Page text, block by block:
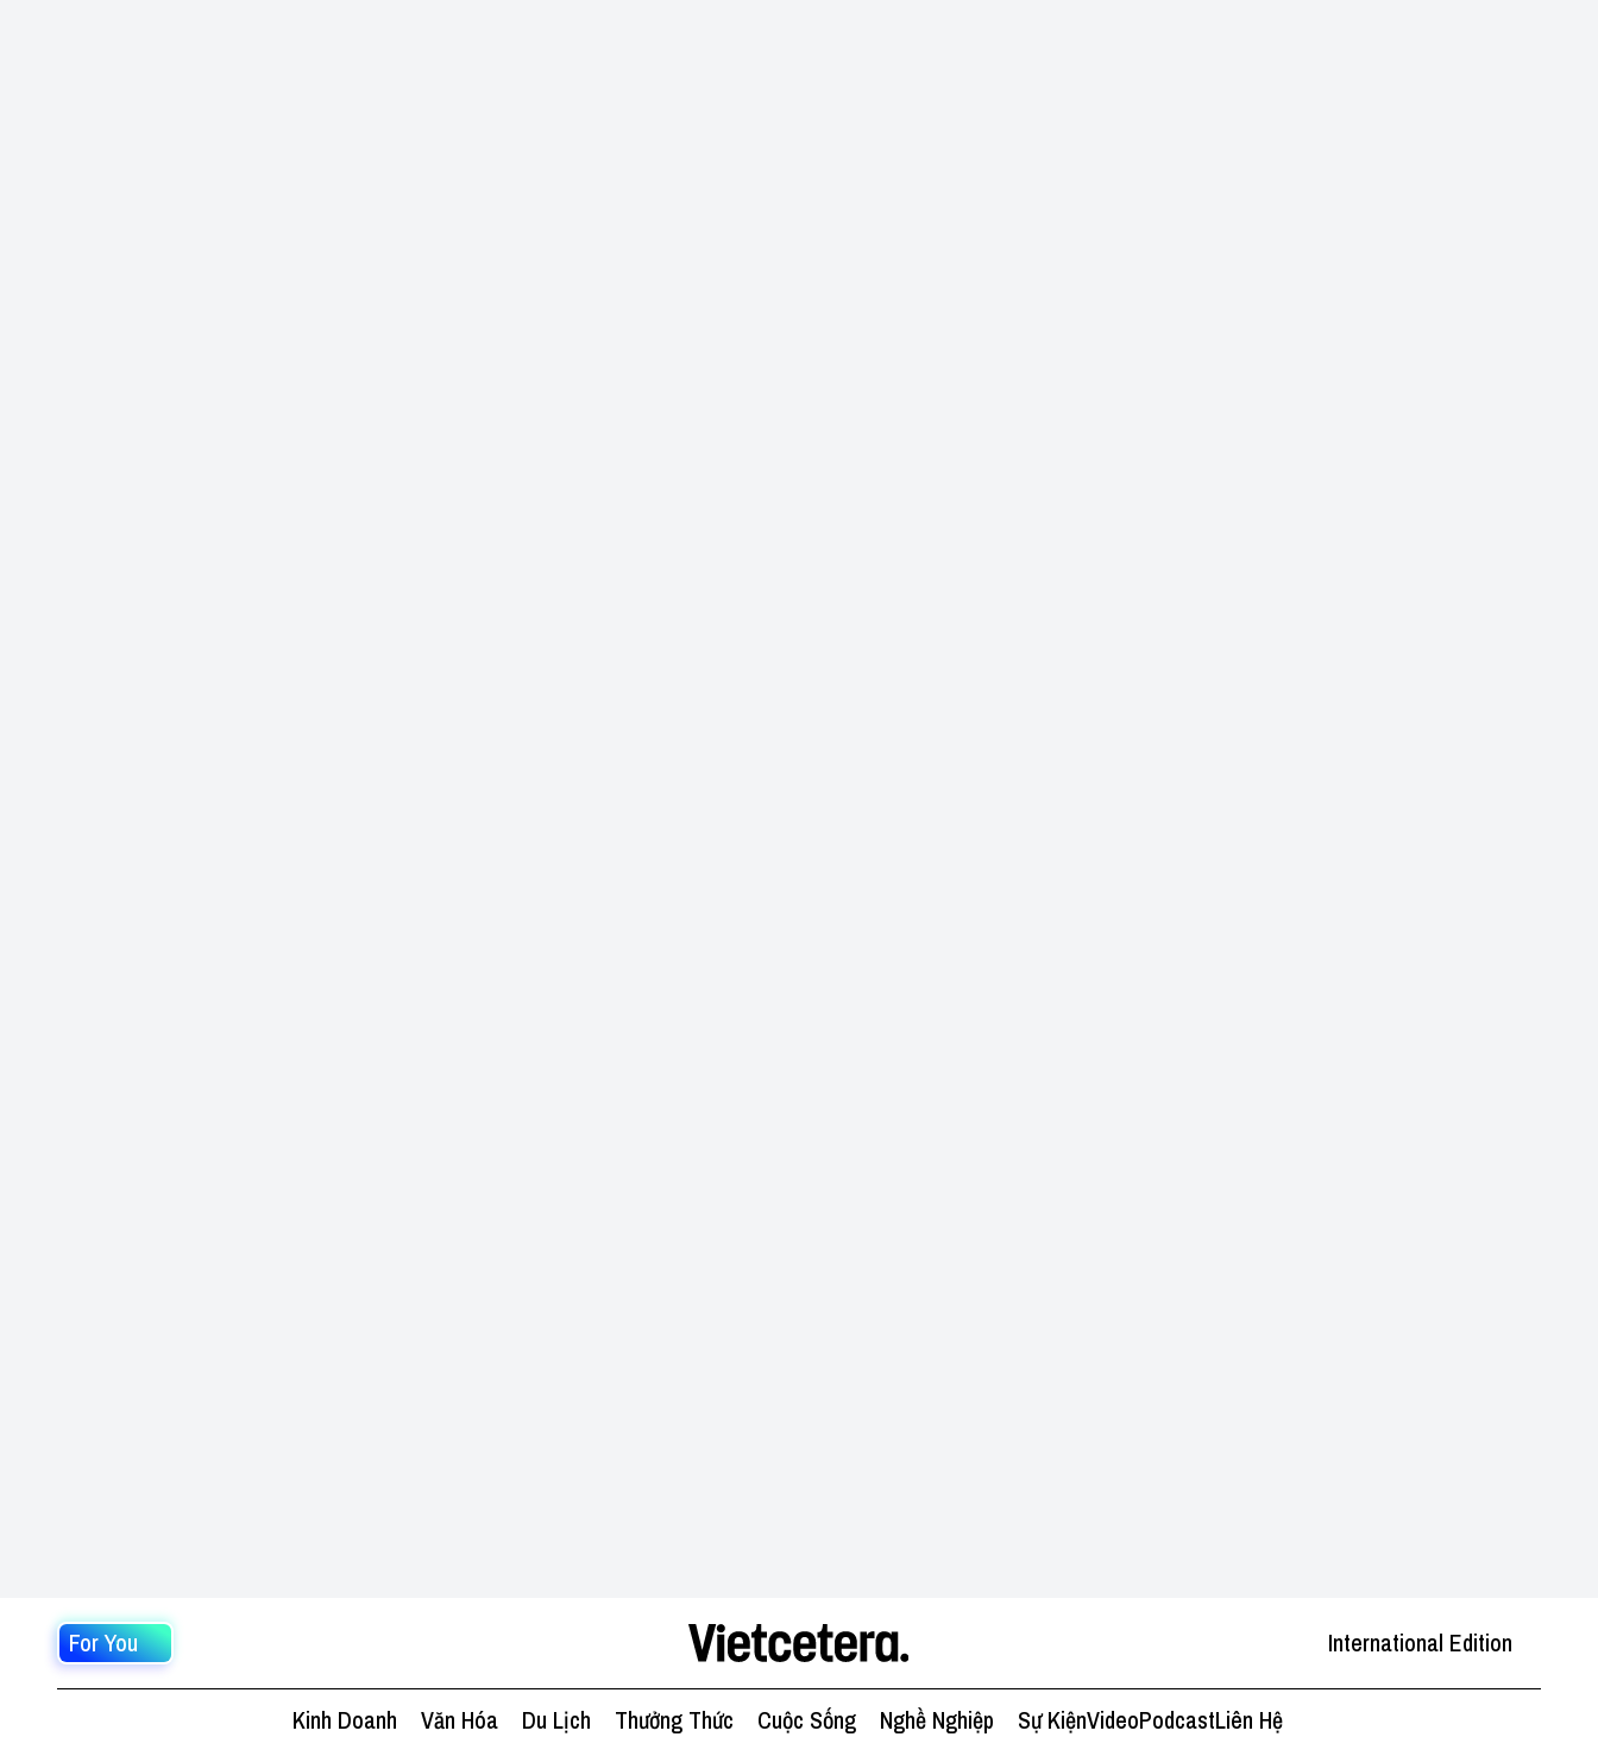
For You International Edition
Kinh Doanh Văn Hóa Du Lịch Thưởng Thức Cuộc Sống Nghề Nghiệp Sự KiệnVideoPodcastLiên Hệ